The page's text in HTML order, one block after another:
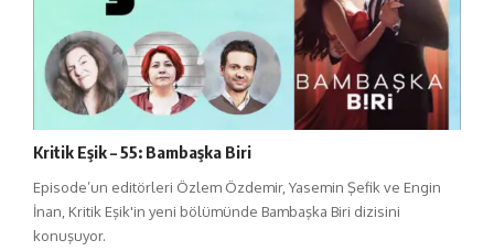
Kritik Eşik – 55: Bambaşka Biri
Episode’un editörleri Özlem Özdemir, Yasemin Şefik ve Engin
İnan, Kritik Eşik'in yeni bölümünde Bambaşka Biri dizisini
konuşuyor.